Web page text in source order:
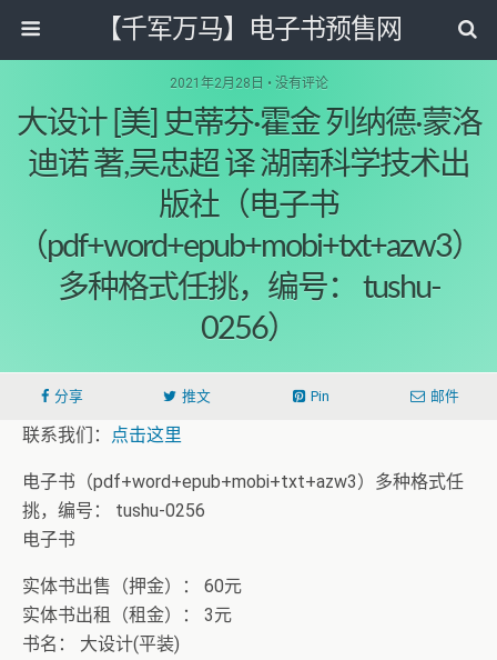
【千军万马】电子书预售网
2021年2月28日 • 没有评论
大设计 [美] 史蒂芬·霍金 列纳德·蒙洛
迪诺 著,吴忠超 译 湖南科学技术出
版社（电子书
（pdf+word+epub+mobi+txt+azw3）
多种格式任挑，编号： tushu-
0256）
分享 推文 Pin 邮件
联系我们： 点击这里
电子书（pdf+word+epub+mobi+txt+azw3）多种格式任
挑，编号： tushu-0256
电子书
实体书出售（押金）： 60元
实体书出租（租金）： 3元
书名： 大设计(平装)